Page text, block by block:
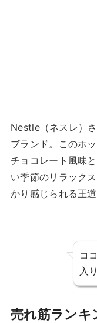
Nestle（ネスレ）
ブランド。このホ
チョコレート風味
い季節のリラック
かり感じられる王道
コ
入
売れ筋ラン